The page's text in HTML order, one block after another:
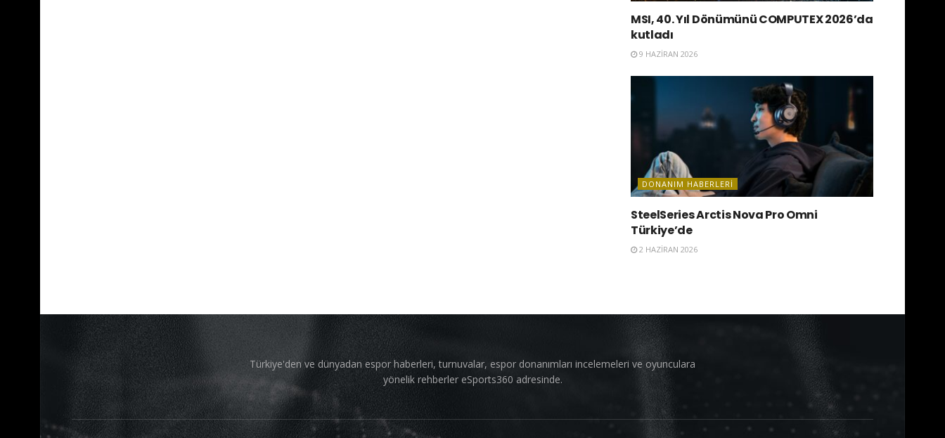
MSI, 40. Yıl Dönümünü COMPUTEX 2026’da
kutladı
9 HAZIRAN 2026
DONANIM HABERLERI
SteelSeries Arctis Nova Pro Omni
Türkiye’de
2 HAZIRAN 2026
Türkiye'den ve dünyadan espor haberleri, turnuvalar, espor donanımları incelemeleri ve oyunculara
yönelik rehberler eSports360 adresinde.